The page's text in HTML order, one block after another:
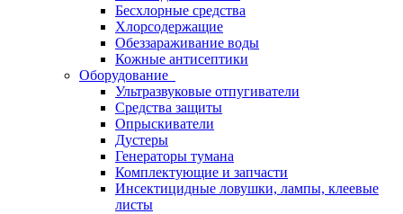
Бесхлорные средства
Хлорсодержащие
Обеззараживание воды
Кожные антисептики
Оборудование
Ультразвуковые отпугиватели
Средства защиты
Опрыскиватели
Дустеры
Генераторы тумана
Комплектующие и запчасти
Инсектицидные ловушки, лампы, клеевые
листы